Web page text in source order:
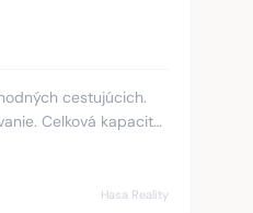
cestujúcich.
Celková kapacita
Hasa Reality